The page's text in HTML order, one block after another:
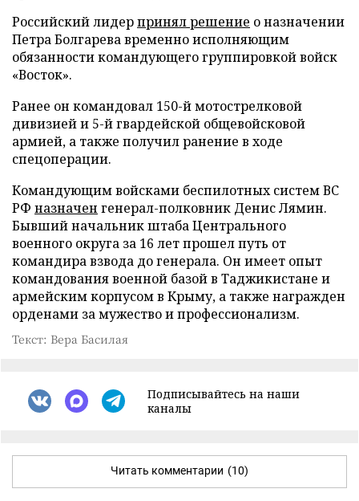
Российский лидерпринял решение о назначении
Петра Болгарева временно исполняющим
обязанности командующего группировкой войск
«Восток».
Ранее он командовал 150-й мотострелковой
дивизией и 5-й гвардейской общевойсковой
армией, а также получил ранение в ходе
спецоперации.
Командующим войсками беспилотных систем ВС
РФ назначен генерал-полковник Денис Лямин.
Бывший начальник штаба Центрального
военного округа за 16 лет прошел путь от
командира взвода до генерала. Он имеет опыт
командования военной базой в Таджикистане и
армейским корпусом в Крыму, а также награжден
орденами за мужество и профессионализм.
Текст: Вера Басилая
Подписывайтесь на наши
каналы
Читать комментарии (10)